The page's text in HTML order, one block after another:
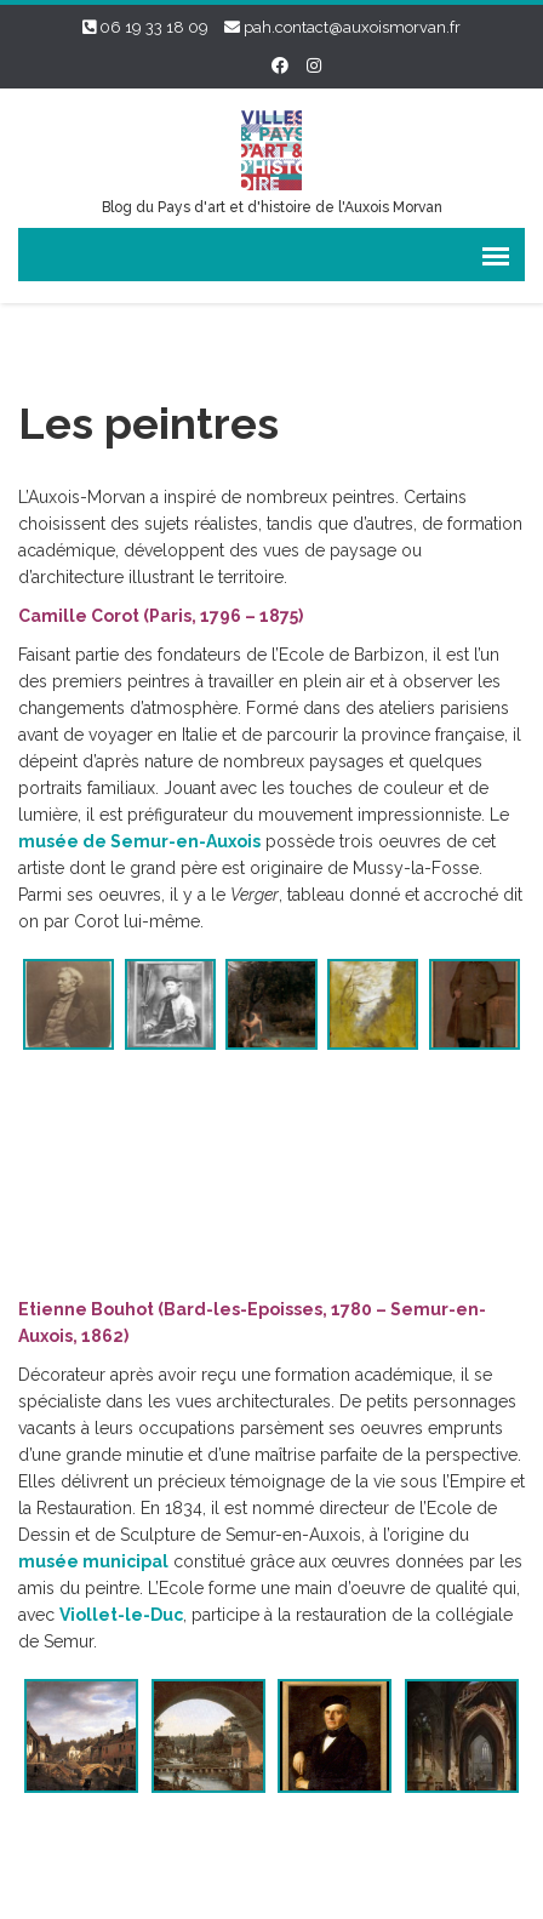
06 19 33 18 09 pah.contact@auxoismorvan.fr
Blog du Pays d'art et d'histoire de l'Auxois Morvan
Les peintres
L’Auxois-Morvan a inspiré de nombreux peintres. Certains
choisissent des sujets réalistes, tandis que d’autres, de formation
académique, développent des vues de paysage ou
d’architecture illustrant le territoire.
Camille Corot (Paris, 1796 – 1875)
Faisant partie des fondateurs de l’Ecole de Barbizon, il est l’un
des premiers peintres à travailler en plein air et à observer les
changements d’atmosphère. Formé dans des ateliers parisiens
avant de voyager en Italie et de parcourir la province française, il
dépeint d’après nature de nombreux paysages et quelques
portraits familiaux. Jouant avec les touches de couleur et de
lumière, il est préfigurateur du mouvement impressionniste. Le
musée de Semur-en-Auxois possède trois oeuvres de cet
artiste dont le grand père est originaire de Mussy-la-Fosse.
Parmi ses oeuvres, il y a le Verger , tableau donné et accroché dit
on par Corot lui-même.
Etienne Bouhot (Bard-les-Epoisses, 1780 – Semur-en-
Auxois, 1862)
Décorateur après avoir reçu une formation académique, il se
spécialiste dans les vues architecturales. De petits personnages
vacants à leurs occupations parsèment ses oeuvres emprunts
d’une grande minutie et d’une maîtrise parfaite de la perspective.
Elles délivrent un précieux témoignage de la vie sous l’Empire et
la Restauration. En 1834, il est nommé directeur de l’Ecole de
Dessin et de Sculpture de Semur-en-Auxois, à l’origine du
musée municipal constitué grâce aux œuvres données par les
amis du peintre. L’Ecole forme une main d’oeuvre de qualité qui,
avec Viollet-le-Duc, participe à la restauration de la collégiale
de Semur.